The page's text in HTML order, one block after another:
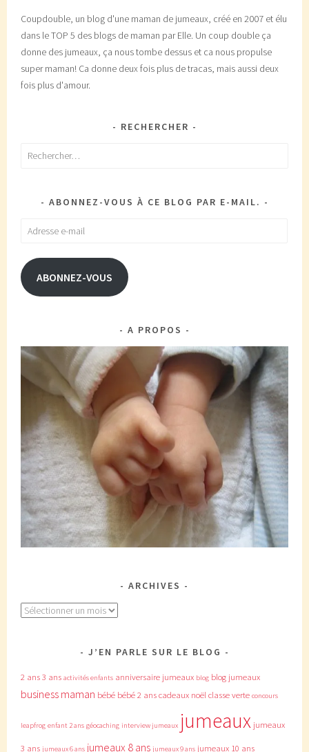
Coupdouble, un blog d'une maman de jumeaux, créé en 2007 et élu
dans le TOP 5 des blogs de maman par Elle. Un coup double ça
donne des jumeaux, ça nous tombe dessus et ca nous propulse
super maman! Ca donne deux fois plus de tracas, mais aussi deux
fois plus d'amour.
RECHERCHER
Rechercher :
ABONNEZ-VOUS À CE BLOG PAR E-MAIL.
Adresse
mail
ABONNEZ-VOUS
A PROPOS
ARCHIVES
Archives
J’EN PARLE SUR LE BLOG
2 ans3 ans activités enfants anniversaire jumeaux blog blog jumeaux
business maman bébé bébé 2 anscadeaux noëlclasse verte concours
leapfrog enfant 2 ans géocaching interview jumeaux jumeaux jumeaux
3 ans jumeaux 6 ans jumeaux 8 ans jumeaux 9 ans jumeaux 10 ans